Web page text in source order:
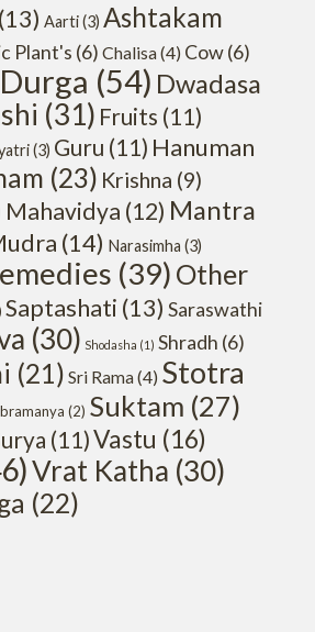
(13) Aarti(3) Ashtakam
Plant's (6) Chalisa(4) Cow(6)
Durga (54) Dwadasa
(31) Fruits (11)
(3) Guru (11) Hanuman
(23) Krishna (9)
Mahavidya (12) Mantra
(14) Narasimha (3)
(39) Other
Saptashati (13) Saraswathi
(30) Shodasha (1) Shradh (6)
(21) Sri Rama(4) Stotra
(2) Suktam (27)
(11)Vastu (16)
Vrat Katha (30)
(22)